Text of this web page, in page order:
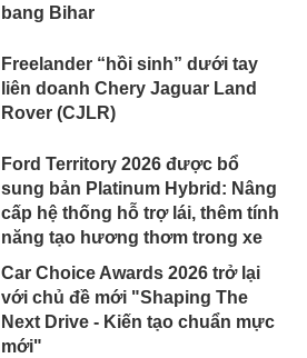
bang Bihar
Freelander “hồi sinh” dưới tay
liên doanh Chery Jaguar Land
Rover (CJLR)
Ford Territory 2026 được bổ
sung bản Platinum Hybrid: Nâng
cấp hệ thống hỗ trợ lái, thêm tính
năng tạo hương thơm trong xe
Car Choice Awards 2026 trở lại
với chủ đề mới "Shaping The
Next Drive - Kiến tạo chuẩn mực
mới"